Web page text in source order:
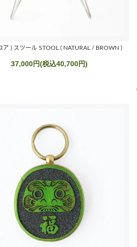
ア ) スツール STOOL ( NATURAL / BROWN )
37,000円(税込40,700円)